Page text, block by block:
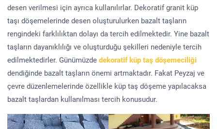
desen verilmesi için ayrıca kullanılırlar. Dekoratif granit küp
taşı döşemelerinde desen oluşturulurken bazalt taşların
rengindeki farklılıktan dolayı da tercih edilmektedir. Yine bazalt
taşların dayanıklılığı ve oluşturduğu şekilleri nedeniyle tercih
edilmektedirler. Günümüzde dekoratif küp taş döşemeciliği
dendiğinde bazalt taşların önemi artmaktadır. Fakat Peyzaj ve
çevre düzenlemelerinde özellikle küp taş döşeme yapılacaksa
bazalt taşlardan kullanılması tercih konusudur.